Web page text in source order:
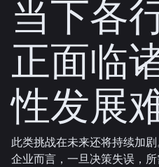
当下各
正面临
性发展
此类挑战在未来还将持续加
企业而言，一旦决策失误，所